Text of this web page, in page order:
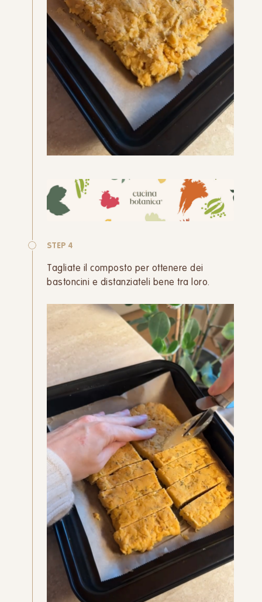
STEP 4
Tagliate il composto per ottenere dei
bastoncini e distanziateli bene tra loro.